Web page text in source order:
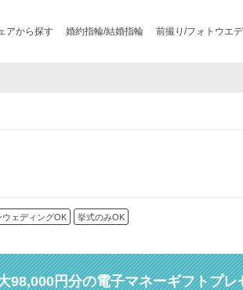
アから探す 婚約指輪/結婚指輪 前撮り/フォトウエ
ウェディングOK 挙式のみOK
98,000円分の電子マネーギフトプレ